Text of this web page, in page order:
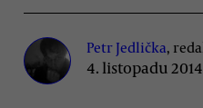
Petr Jedlička,
4. listopadu 2014